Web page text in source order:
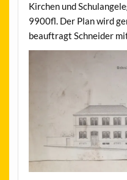
Kirchen und
9900fl. Der Plan wird
beauftragt Schneider